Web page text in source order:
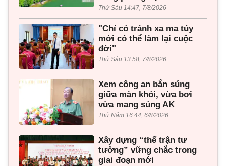
Thứ Sáu 14:47, 7/8/2026
"Chỉ có tránh xa ma túy
mới có thể làm lại cuộc
đời"
Thứ Sáu 13:58, 7/8/2026
Xem công an bắn súng
giữa màn khói, vừa bơi
vừa mang súng AK
Thứ Năm 16:44, 6/8/2026
Xây dựng “thế trận tư
tưởng” vững chắc trong
giai đoạn mới